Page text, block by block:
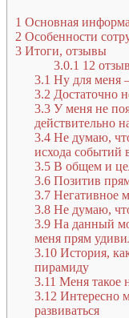
1 Основная
2 Особенности
3 Итоги, отзывы
3.0.1 12
3.1 Ну для меня
3.2 Достаточно
3.3 У меня не
действительно
3.4 Не думаю,
исхода событий
3.5 В общем и
3.6 Позитив
3.7 Негативное
3.8 Не думаю,
3.9 На данный
меня прям
3.10 История,
пирамиду
3.11 Меня такое
3.12 Интересно
развиваться